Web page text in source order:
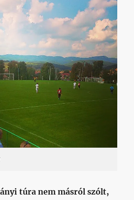
túra nem másról szólt,